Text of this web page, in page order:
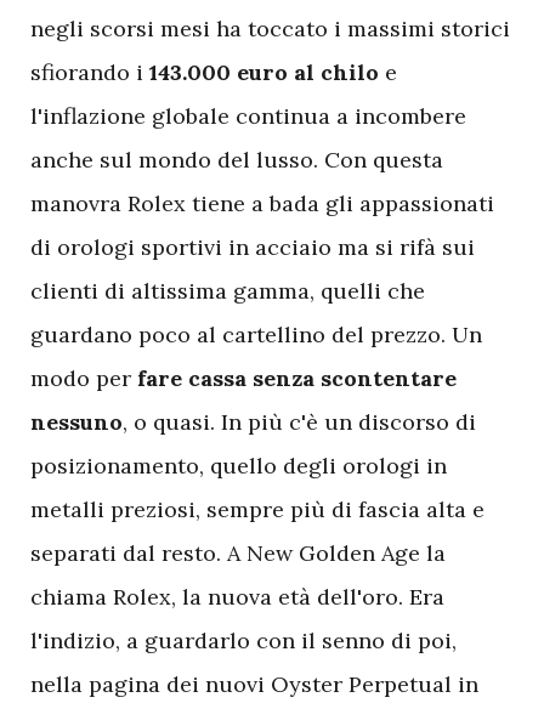
negli scorsi mesi ha toccato i massimi storici
sfiorando i 143.000 euro al chilo e
l'inflazione globale continua a incombere
anche sul mondo del lusso. Con questa
manovra Rolex tiene a bada gli appassionati
di orologi sportivi in acciaio ma si rifà sui
clienti di altissima gamma, quelli che
guardano poco al cartellino del prezzo. Un
modo per fare cassa senza scontentare
nessuno, o quasi. In più c'è un discorso di
posizionamento, quello degli orologi in
metalli preziosi, sempre più di fascia alta e
separati dal resto. A New Golden Age la
chiama Rolex, la nuova età dell'oro. Era
l'indizio, a guardarlo con il senno di poi,
nella pagina dei nuovi Oyster Perpetual in